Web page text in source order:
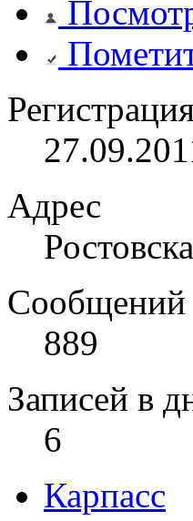
Адрес
Сообщений
889
Записей в
6
Карпасс